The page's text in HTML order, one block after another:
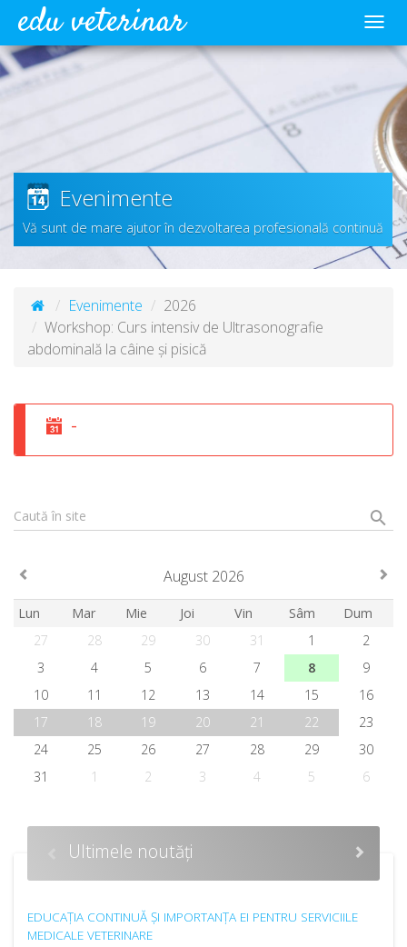
edu veterinar
Evenimente
Vă sunt de mare ajutor în dezvoltarea profesională continuă
Evenimente
2026
Workshop: Curs intensiv de Ultrasonografie
abdominală la câine și pisică
-
Caută în site
August 2026
Lun Mar Mie Joi Vin Sâm
Dum
27
28 29 30 31 1
2
3
4 5 6 7 8
9
10
11 12 13 14 15
16
17
18 19 20 21 22
23
24
25 26 27 28 29
30
31
1 2 3 4 5 6
Ultimele noutăți
EDUCAȚIA CONTINUĂ ȘI IMPORTANȚA EI PENTRU SERVICIILE
MEDICALE VETERINARE